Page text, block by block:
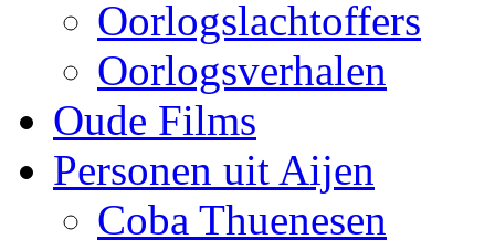
Oorlogslachtoffers
Oorlogsverhalen
Oude Films
Personen uit Aijen
Coba Thuenesen